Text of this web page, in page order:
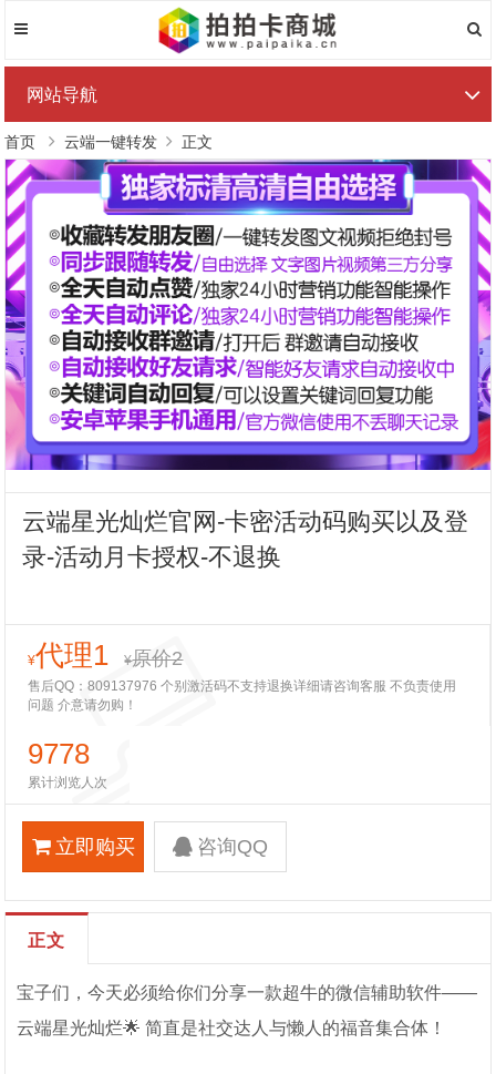
网站导航
首页 云端一键转发 正文
云端星光灿烂官网-卡密活动码购买以及登
录-活动月卡授权-不退换
¥代理1 ¥原价2
售后QQ：809137976 个别激活码不支持退换详细请咨询客服 不负责使用
问题 介意请勿购！
9778
累计浏览人次
立即购买 咨询QQ
正文
宝子们，今天必须给你们分享一款超牛的微信辅助软件——
云端星光灿烂🌟 简直是社交达人与懒人的福音集合体！